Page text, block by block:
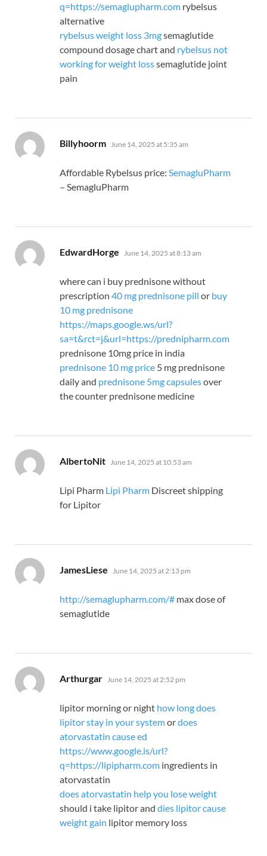
q=https://semaglupharm.com rybelsus
alternative
rybelsus weight loss 3mgsemaglutide
compound dosage chart and rybelsus not
working for weight losssemaglutide joint
pain
Billyhoorm says:
June 14, 2025 at 5:35 am
Affordable Rybelsus price: SemagluPharm
– SemagluPharm
EdwardHorge says:
June 14, 2025 at 8:13 am
where can i buy prednisone without
prescription 40 mg prednisone pill or buy
10 mg prednisone
https://maps.google.ws/url?
sa=t&rct=j&url=https://prednipharm.com
prednisone 10mg price in india
prednisone 10 mg price 5 mg prednisone
daily and prednisone 5mg capsulesover
the counter prednisone medicine
AlbertoNit says:
June 14, 2025 at 10:53 am
Lipi Pharm Lipi Pharm Discreet shipping
for Lipitor
JamesLiese says:
June 14, 2025 at 2:13 pm
http://semaglupharm.com/# max dose of
semaglutide
Arthurgar says:
June 14, 2025 at 2:52 pm
lipitor morning or night how long does
lipitor stay in your systemordoes
atorvastatin cause ed
https://www.google.is/url?
q=https://lipipharm.com ingredients in
atorvastatin
does atorvastatin help you lose weight
should i take lipitor and dies lipitor cause
weight gain lipitor memory loss